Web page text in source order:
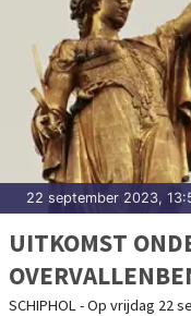
22 september 2023,
UITKOMST
SCHIPHOL - Op vrijdag 22